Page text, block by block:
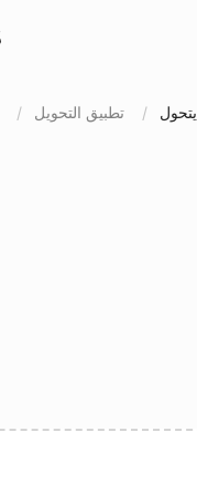
تطبيق التحويل